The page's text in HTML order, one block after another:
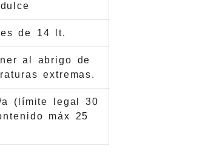
de 14 lt.
al abrigo de
extremas.
a (límite legal 30
máx 25